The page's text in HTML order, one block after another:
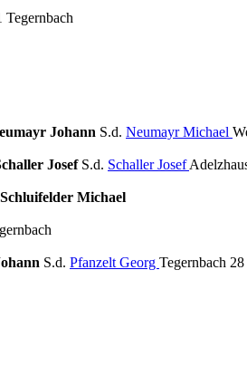
Johann S.d. Neumayr Michael
Josef S.d. Schaller Josef
Schluifelder Michael
S.d. Pfanzelt Georg Tegernbach